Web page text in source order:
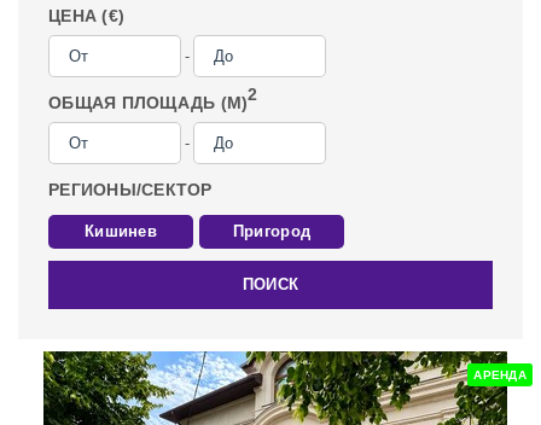
ЦЕНА (€)
-
ОБЩАЯ ПЛОЩАДЬ (M)2
-
РЕГИОНЫ/СЕКТОР
Кишинев Пригород
ПОИСК
АРЕНДА